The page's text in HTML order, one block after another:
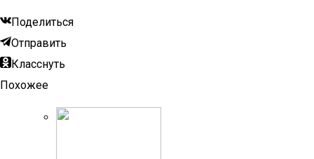
Поделиться
Отправить
Класснуть
Похожее